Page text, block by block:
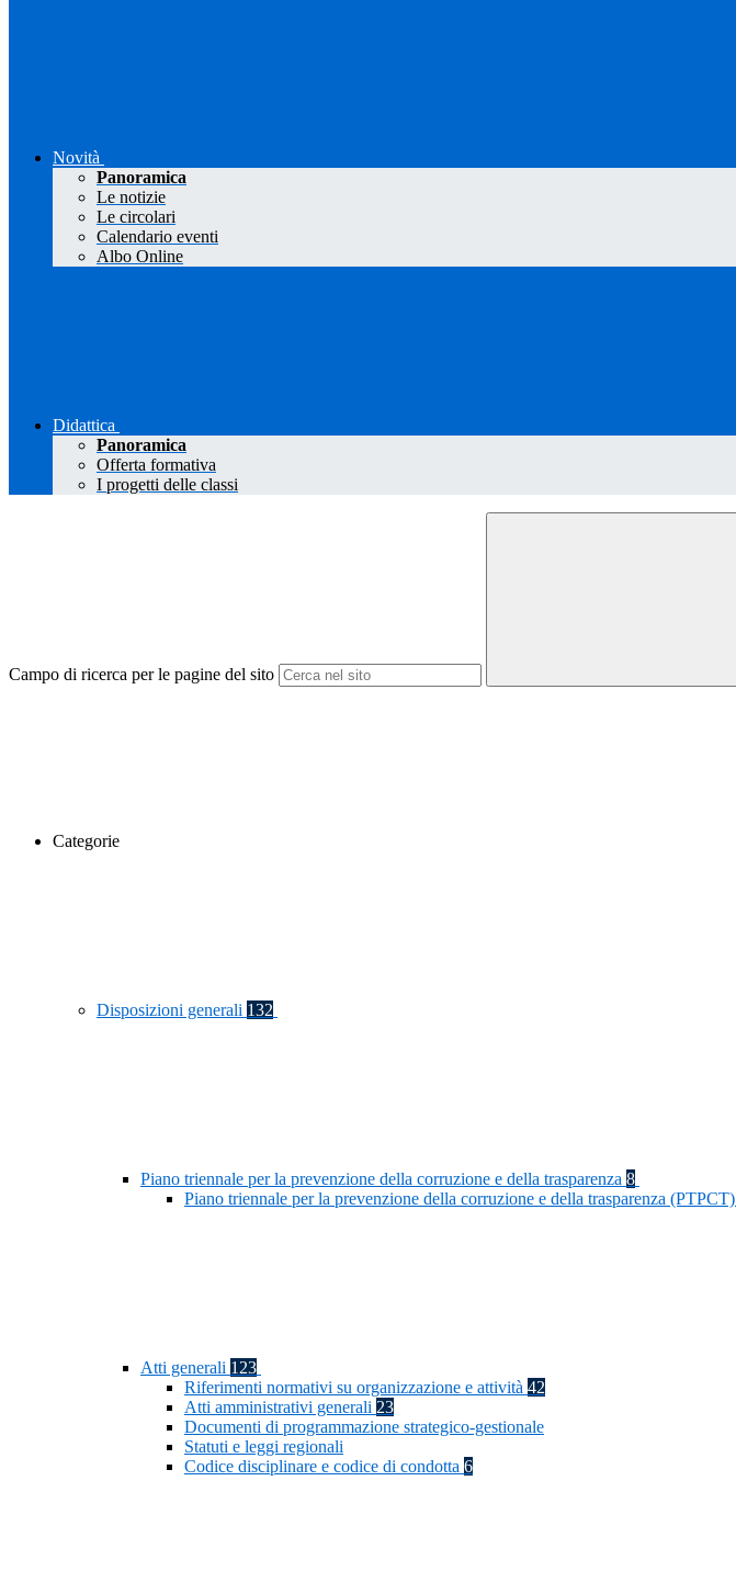
Novità
Panoramica
Le notizie
Le circolari
Calendario eventi
Albo Online
Didattica
Panoramica
Offerta formativa
I progetti delle classi
Campo di ricerca per le pagine del sito
Categorie
Disposizioni generali 132
Piano triennale per la prevenzione della corruzione e della trasparenza 8
Piano triennale per la prevenzione della corruzione e della trasparenza (PTPCT)
Atti generali 123
Riferimenti normativi su organizzazione e attività 42
Atti amministrativi generali 23
Documenti di programmazione strategico-gestionale
Statuti e leggi regionali
Codice disciplinare e codice di condotta 6